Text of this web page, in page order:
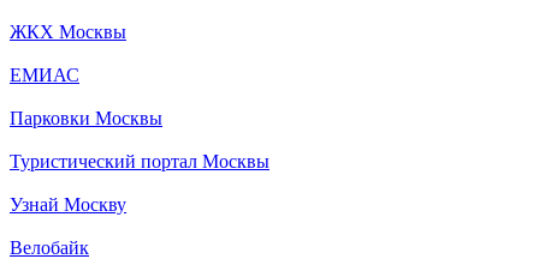
ЖКХ Москвы
ЕМИАС
Парковки Москвы
Туристический портал Москвы
Узнай Москву
Велобайк